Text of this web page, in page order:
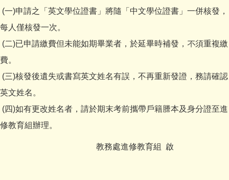
(一)申請之「英文學位證書」將隨「中文學位證書」一併核發，
每人僅核發一次。
(二)已申請繳費但未能如期畢業者，於延畢時補發，不須重複繳
費。
(三)核發後遺失或書寫英文姓名有誤，不再重新發證，務請確認
英文姓名。
(四)如有更改姓名者，請於期末考前攜帶戶籍謄本及身分證至進
修教育組辦理。
教務處進修教育組 啟